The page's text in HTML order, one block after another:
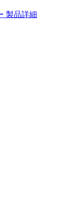
製品詳細